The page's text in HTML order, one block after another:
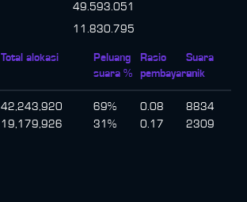
49.593.051
11.830.795
Total alokasi
Peluang
suara %
Rasio
pembayaran
Suara
unik
42,243,920 69% 0.08
8834
19,179,926 31% 0.17 2309